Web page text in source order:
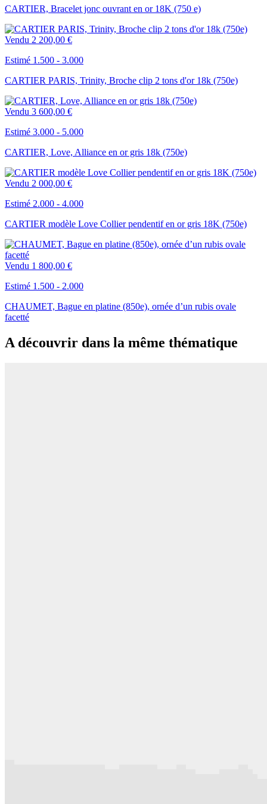
CARTIER, Bracelet jonc ouvrant en or 18K (750 e)
Vendu 2 200,00 €
Estimé 1.500 - 3.000
CARTIER PARIS, Trinity, Broche clip 2 tons d'or 18k (750e)
Vendu 3 600,00 €
Estimé 3.000 - 5.000
CARTIER, Love, Alliance en or gris 18k (750e)
Vendu 2 000,00 €
Estimé 2.000 - 4.000
CARTIER modèle Love Collier pendentif en or gris 18K (750e)
Vendu 1 800,00 €
Estimé 1.500 - 2.000
CHAUMET, Bague en platine (850e), ornée d’un rubis ovale
facetté
A découvrir dans la même thématique